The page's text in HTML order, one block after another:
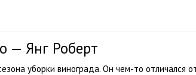
— Янг Роберт
уборки винограда. Он чем-то отличался